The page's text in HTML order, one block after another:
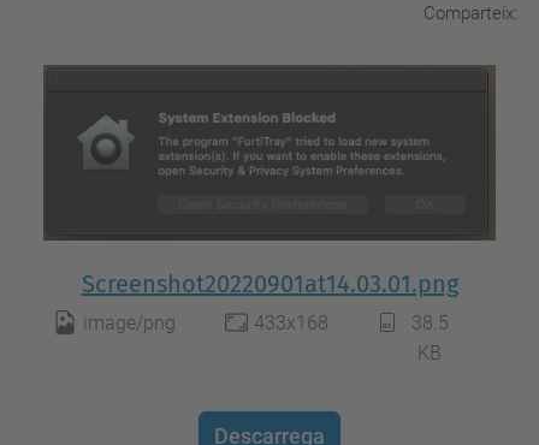
Comparteix:
Screenshot20220901at14.03.01.png
image/png 433x168
38.5
KB
Descarrega